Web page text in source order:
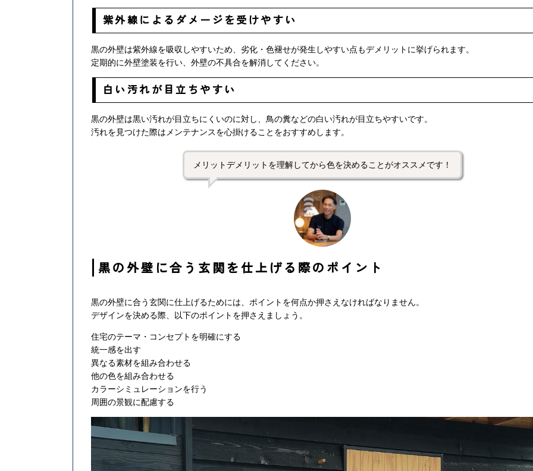
紫外線によるダメージを受けやすい
黒の外壁は紫外線を吸収しやすいため、劣化・色褪せが発生しやすい点もデメリットに挙げられます。
定期的に外壁塗装を行い、外壁の不具合を解消してください。
白い汚れが目立ちやすい
黒の外壁は黒い汚れが目立ちにくいのに対し、鳥の糞などの白い汚れが目立ちやすいです。
汚れを見つけた際はメンテナンスを心掛けることをおすすめします。
メリットデメリットを理解してから色を決めることがオススメです！
黒の外壁に合う玄関を仕上げる際のポイント
黒の外壁に合う玄関に仕上げるためには、ポイントを何点か押さえなければなりません。
デザインを決める際、以下のポイントを押さえましょう。
住宅のテーマ・コンセプトを明確にする
統一感を出す
異なる素材を組み合わせる
他の色を組み合わせる
カラーシミュレーションを行う
周囲の景観に配慮する